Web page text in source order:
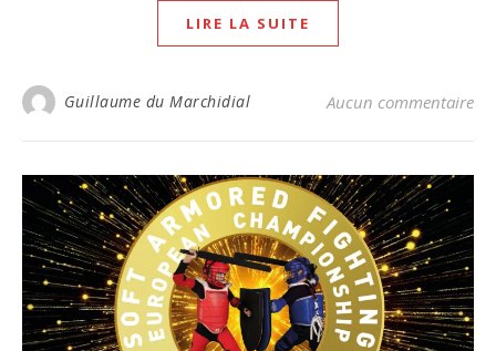
LIRE LA SUITE
Guillaume du Marchidial Aucun commentaire